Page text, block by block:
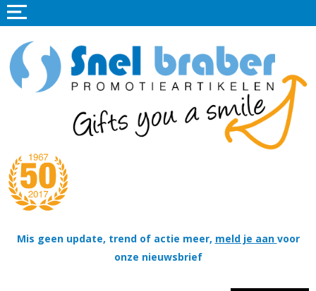
Mis geen update, trend of actie meer, meld je aan voor
onze nieuwsbrief
Home
Promotieartikelen
Tassen
Thema's